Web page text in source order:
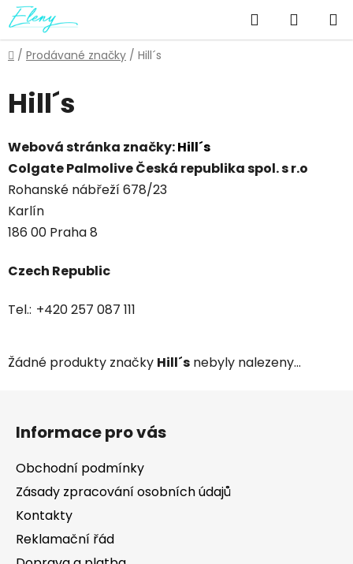
Přejít
na
obsah
Hledat
KOŠÍK
Domů
/ Prodávané značky / Hill´s
Hill´s
Webová stránka značky:Hill´s
Colgate Palmolive Česká republika spol. s r.o
Rohanské nábřeží 678/23
Karlín
186 00 Praha 8
Czech Republic
Tel.: +420 257 087 111
Žádné produkty značky Hill´s nebyly nalezeny...
Informace pro vás
Obchodní podmínky
Zásady zpracování osobních údajů
Kontakty
Reklamační řád